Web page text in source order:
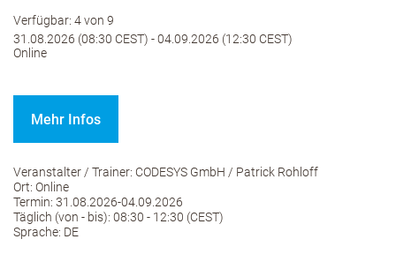
Verfügbar: 4 von 9
31.08.2026 (08:30 CEST) - 04.09.2026 (12:30 CEST)
Online
Mehr Infos
Veranstalter / Trainer: CODESYS GmbH / Patrick Rohloff
Ort: Online
Termin: 31.08.2026-04.09.2026
Täglich (von - bis): 08:30 - 12:30 (CEST)
Sprache: DE